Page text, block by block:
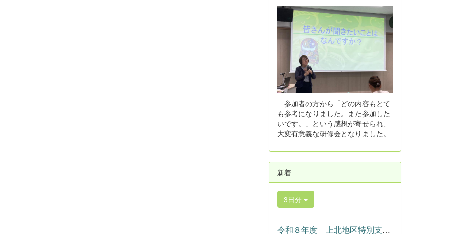
参加者の方から「どの内容もとて
も参考になりました。また参加した
いです。」という感想が寄せられ、
大変有意義な研修会となりました。
新着
3日分
令和８年度 上北地区特別支援連携協議会「情報交流会」 令和...